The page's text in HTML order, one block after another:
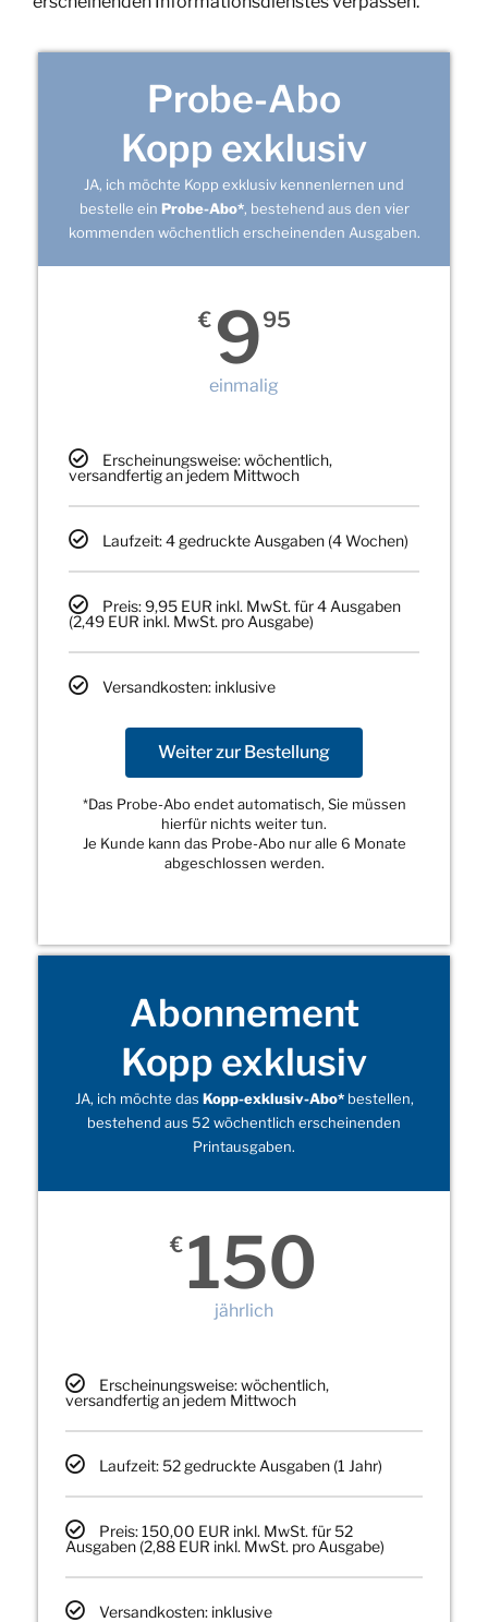
Probe-Abo
Kopp exklusiv
JA, ich möchte Kopp exklusiv kennenlernen und
bestelle ein Probe-Abo*, bestehend aus den vier
kommenden wöchentlich erscheinenden Ausgaben.
€ 995
einmalig
Erscheinungsweise: wöchentlich,
versandfertig an jedem Mittwoch
Laufzeit: 4 gedruckte Ausgaben (4 Wochen)
Preis: 9,95 EUR inkl. MwSt. für 4 Ausgaben
(2,49 EUR inkl. MwSt. pro Ausgabe)
Versandkosten: inklusive
Weiter zur Bestellung
*Das Probe-Abo endet automatisch, Sie müssen
hierfür nichts weiter tun.
Je Kunde kann das Probe-Abo nur alle 6 Monate
abgeschlossen werden.
Abonnement
Kopp exklusiv
JA, ich möchte das Kopp-exklusiv-Abo*bestellen,
bestehend aus 52 wöchentlich erscheinenden
Printausgaben.
€ 150
jährlich
Erscheinungsweise: wöchentlich,
versandfertig an jedem Mittwoch
Laufzeit: 52 gedruckte Ausgaben (1 Jahr)
Preis: 150,00 EUR inkl. MwSt. für 52
Ausgaben (2,88 EUR inkl. MwSt. pro Ausgabe)
Versandkosten: inklusive